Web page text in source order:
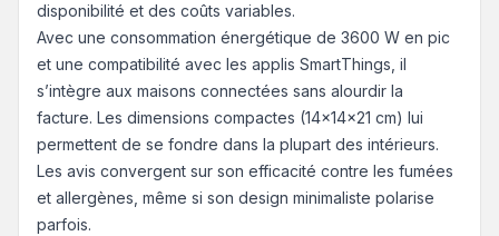
disponibilité et des coûts variables.
Avec une consommation énergétique de 3600 W en pic
et une compatibilité avec les applis SmartThings, il
s’intègre aux maisons connectées sans alourdir la
facture. Les dimensions compactes (14x14x21 cm) lui
permettent de se fondre dans la plupart des intérieurs.
Les avis convergent sur son efficacité contre les fumées
et allergènes, même si son design minimaliste polarise
parfois.